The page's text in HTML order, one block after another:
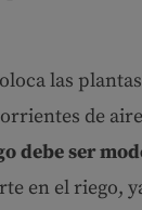
las
de
debe ser
en el riego,